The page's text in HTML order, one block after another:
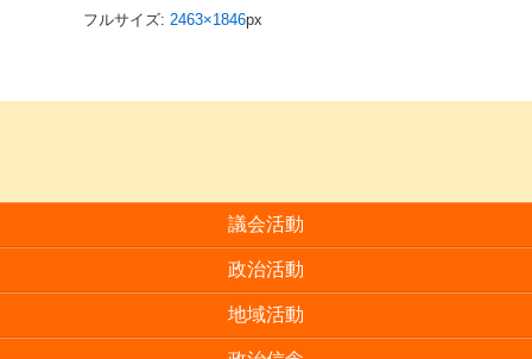
フルサイズ: 2463×1846px
議会活動
政治活動
地域活動